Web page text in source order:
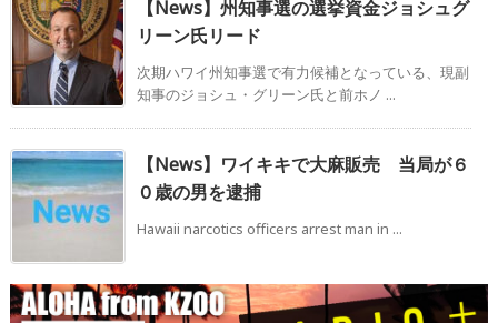
【News】州知事選の選挙資金ジョシュグ
リーン氏リード
次期ハワイ州知事選で有力候補となっている、現副
知事のジョシュ・グリーン氏と前ホノ ...
【News】ワイキキで大麻販売 当局が６
０歳の男を逮捕
Hawaii narcotics officers arrest man in ...